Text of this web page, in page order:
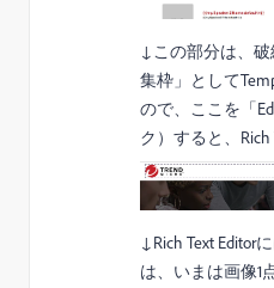
↓この部分は、
集枠」として
ので、ここを「
ク）すると、Rich
↓Rich Text Editor
は、いまは画像1